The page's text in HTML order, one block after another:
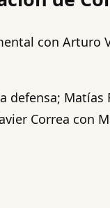
con
Correa con